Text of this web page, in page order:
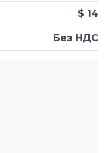
Без НДС
$ 14